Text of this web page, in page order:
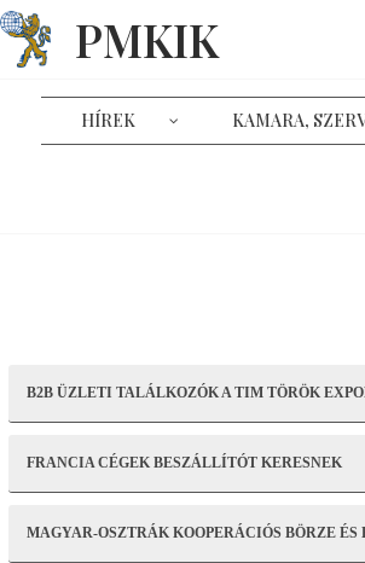
PMKIK
HÍREK KAMARA,
B2B ÜZLETI TALÁLKOZÓK A TIM TÖRÖK
FRANCIA CÉGEK BESZÁLLÍTÓT KERESNEK
MAGYAR-OSZTRÁK KOOPERÁCIÓS BÖRZE ÉS